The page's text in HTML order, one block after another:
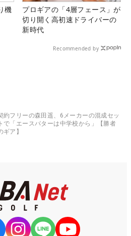
機
プロギアの「4層フェース」が
切り開く高初速ドライバーの
新時代
Recommended by
約フリーの森田遥、6メーカーの混成セッ
トで「エースパターは中学校から」【勝者
ギア】